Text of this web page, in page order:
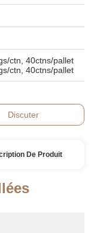
ctn, 40ctns/pallet
ctn, 40ctns/pallet
Discuter
De Produit